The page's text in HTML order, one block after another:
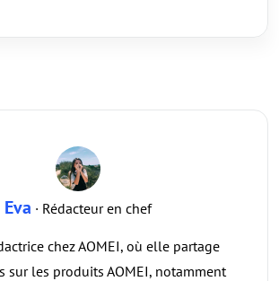
Eva · Rédacteur en chef
chez AOMEI, où elle partage
sur les produits AOMEI, notamment